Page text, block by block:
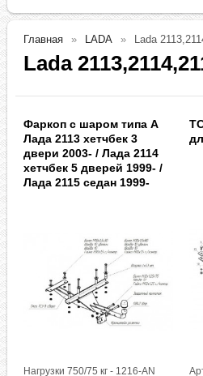
Главная LADA Lada
Lada
Фаркоп с шаром типа A
Лада 2113 хетчбек 3
двери 2003- / Лада 2114
хетчбек 5 дверей 1999- /
Лада 2115 седан 1999-
Нагрузки 750/75 кг - 1216-AN